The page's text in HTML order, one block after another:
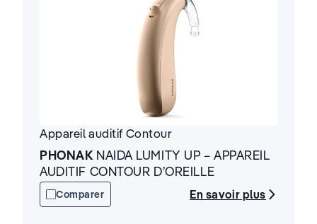
Appareil auditifContour
PHONAK NAIDA LUMITY UP – APPAREIL
AUDITIF CONTOUR D’OREILLE
Comparer En savoir plus